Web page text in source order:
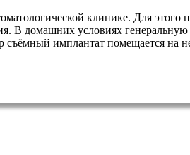
клинике. Для этого
В домашних условиях
съёмный имплантат помещается на